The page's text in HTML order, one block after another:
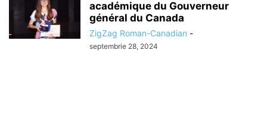
académique du Gouverneur
général du Canada
ZigZag Roman-Canadian -
septembrie 28, 2024